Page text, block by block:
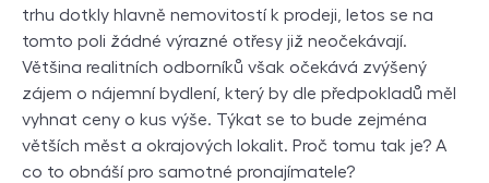
trhu dotkly hlavně nemovitostí k prodeji, letos se na
tomto poli žádné výrazné otřesy již neočekávají.
Většina realitních odborníků však očekává zvýšený
zájem o nájemní bydlení, který by dle předpokladů měl
vyhnat ceny o kus výše. Týkat se to bude zejména
větších měst a okrajových lokalit. Proč tomu tak je? A
co to obnáší pro samotné pronajímatele?